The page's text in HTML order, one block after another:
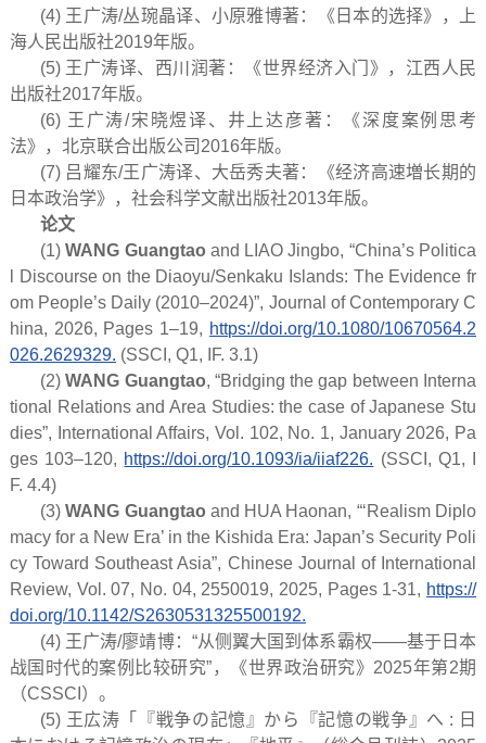
(4) 王广涛/丛琬晶译、小原雅博著：《日本的选择》，上
海人民出版社2019年版。
(5) 王广涛译、西川润著：《世界经济入门》，江西人民
出版社2017年版。
(6) 王广涛/宋晓煜译、井上达彦著：《深度案例思考
法》，北京联合出版公司2016年版。
(7) 吕耀东/王广涛译、大岳秀夫著：《经济高速増长期的
日本政治学》，社会科学文献出版社2013年版。
论文
(1)WANG Guangtao and LIAO Jingbo, “China’s Politica
l Discourse on the Diaoyu/Senkaku Islands: The Evidence fr
om People’s Daily (2010–2024)”, Journal of Contemporary C
hina, 2026, Pages 1–19, https://doi.org/10.1080/10670564.2
026.2629329. (SSCI, Q1, IF. 3.1)
(2)WANG Guangtao, “Bridging the gap between Interna
tional Relations and Area Studies: the case of Japanese Stu
dies”,
International Affairs, Vol. 102, No. 1, January 2026, Pa
ges 103–120, https://doi.org/10.1093/ia/iiaf226. (SSCI, Q1, I
F. 4.4)
(3)WANG Guangtao and HUA Haonan, “‘Realism Diplo
macy for a New Era’ in the Kishida Era: Japan’s Security Poli
cy Toward Southeast Asia”, Chinese Journal of International
Review, Vol. 07, No. 04, 2550019, 2025, Pages 1-31, https://
doi.org/10.1142/S2630531325500192.
(4) 王广涛/廖靖博：“从侧翼大国到体系霸权——基于日本
战国时代的案例比较研究”，《世界政治研究》2025年第2期
（CSSCI）。
(5) 王広涛「『戦争の記憶』から『記憶の戦争』へ : 日